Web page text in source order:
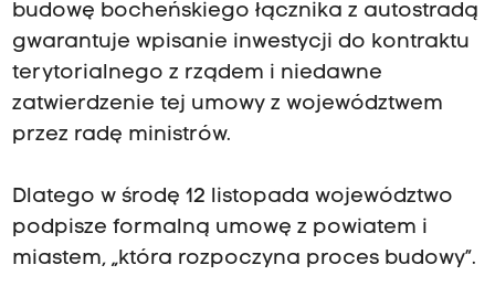
budowę bocheńskiego łącznika z autostradą
gwarantuje wpisanie inwestycji do kontraktu
terytorialnego z rządem i niedawne
zatwierdzenie tej umowy z województwem
przez radę ministrów.
Dlatego w środę 12 listopada województwo
podpisze formalną umowę z powiatem i
miastem, „która rozpoczyna proces budowy”.